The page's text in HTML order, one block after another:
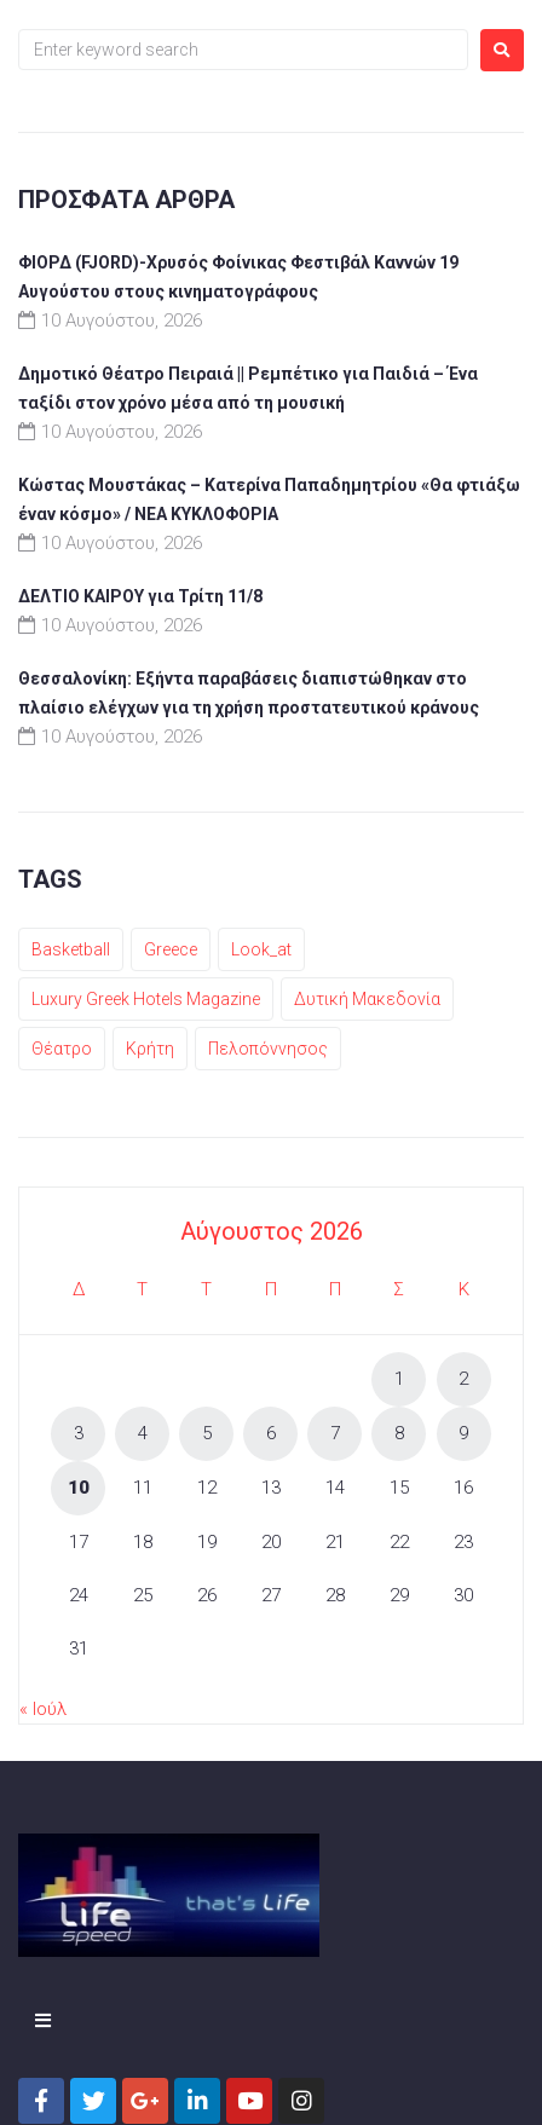
ΠΡΌΣΦΑΤΑ ΆΡΘΡΑ
ΦΙΟΡΔ (FJORD)-Χρυσός Φοίνικας Φεστιβάλ Καννών 19
Αυγούστου στους κινηματογράφους
10 Αυγούστου, 2026
Δημοτικό Θέατρο Πειραιά || Ρεμπέτικο για Παιδιά – Ένα
ταξίδι στον χρόνο μέσα από τη μουσική
10 Αυγούστου, 2026
Κώστας Μουστάκας – Κατερίνα Παπαδημητρίου «Θα φτιάξω
έναν κόσμο» / NEA KYΚΛΟΦΟΡΙΑ
10 Αυγούστου, 2026
ΔΕΛΤΙΟ ΚΑΙΡΟΥ για Τρίτη 11/8
10 Αυγούστου, 2026
Θεσσαλονίκη: Εξήντα παραβάσεις διαπιστώθηκαν στο
πλαίσιο ελέγχων για τη χρήση προστατευτικού κράνους
10 Αυγούστου, 2026
TAGS
Basketball Greece Look_at
Luxury Greek Hotels Magazine Δυτική Μακεδονία
Θέατρο Κρήτη Πελοπόννησος
Αύγουστος 2026
Δ Τ Τ Π Π Σ Κ
1 2
3 4 5 6 7 8 9
10 11 12 13 14 15 16
17 18 19 20 21 22 23
24 25 26 27 28 29 30
31
« Ιούλ